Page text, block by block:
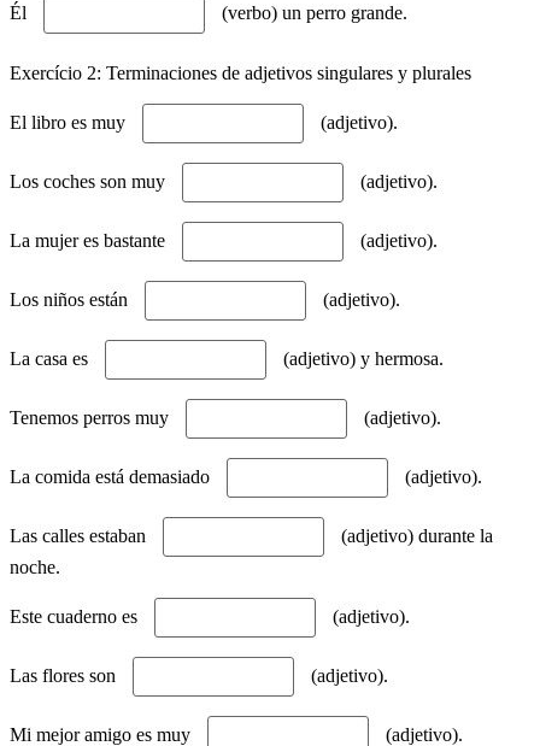
Él (verbo) un perro grande.
Exercício 2: Terminaciones de adjetivos singulares y plurales
El libro es muy (adjetivo).
Los coches son muy (adjetivo).
La mujer es bastante (adjetivo).
Los niños están (adjetivo).
La casa es (adjetivo) y hermosa.
Tenemos perros muy (adjetivo).
La comida está demasiado (adjetivo).
Las calles estaban
(adjetivo) durante la
noche.
Este cuaderno es (adjetivo).
Las flores son (adjetivo).
Mi mejor amigo es muy (adjetivo).